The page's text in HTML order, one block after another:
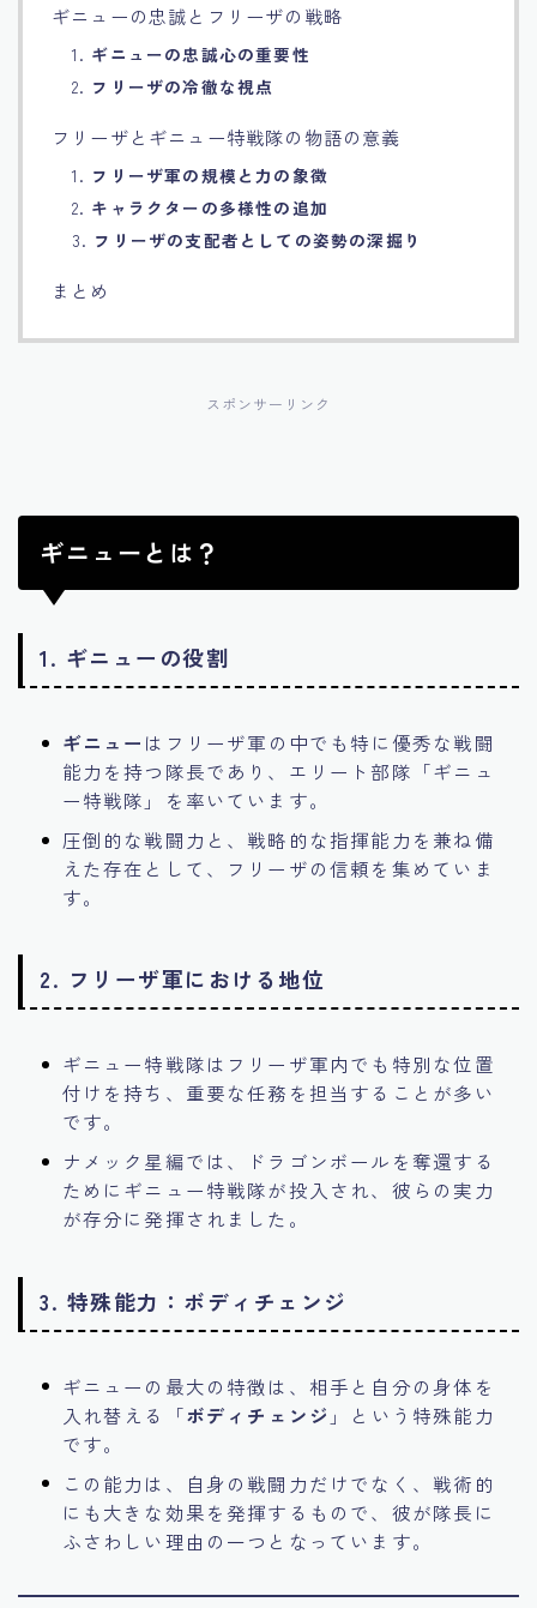
ギニューの忠誠とフリーザの戦略
1. ギニューの忠誠心の重要性
2. フリーザの冷徹な視点
フリーザとギニュー特戦隊の物語の意義
1. フリーザ軍の規模と力の象徴
2. キャラクターの多様性の追加
3. フリーザの支配者としての姿勢の深掘り
まとめ
スポンサーリンク
ギニューとは？
1. ギニューの役割
ギニュー はフリーザ軍の中でも特に優秀な戦闘
能力を持つ隊長であり、エリート部隊「ギニュ
ー特戦隊」を率いています。
圧倒的な戦闘力と、戦略的な指揮能力を兼ね備
えた存在として、フリーザの信頼を集めていま
す。
2. フリーザ軍における地位
ギニュー特戦隊はフリーザ軍内でも特別な位置
付けを持ち、重要な任務を担当することが多い
です。
ナメック星編では、ドラゴンボールを奪還する
ためにギニュー特戦隊が投入され、彼らの実力
が存分に発揮されました。
3. 特殊能力：ボディチェンジ
ギニューの最大の特徴は、相手と自分の身体を
入れ替える「ボディチェンジ 」という特殊能力
です。
この能力は、自身の戦闘力だけでなく、戦術的
にも大きな効果を発揮するもので、彼が隊長に
ふさわしい理由の一つとなっています。